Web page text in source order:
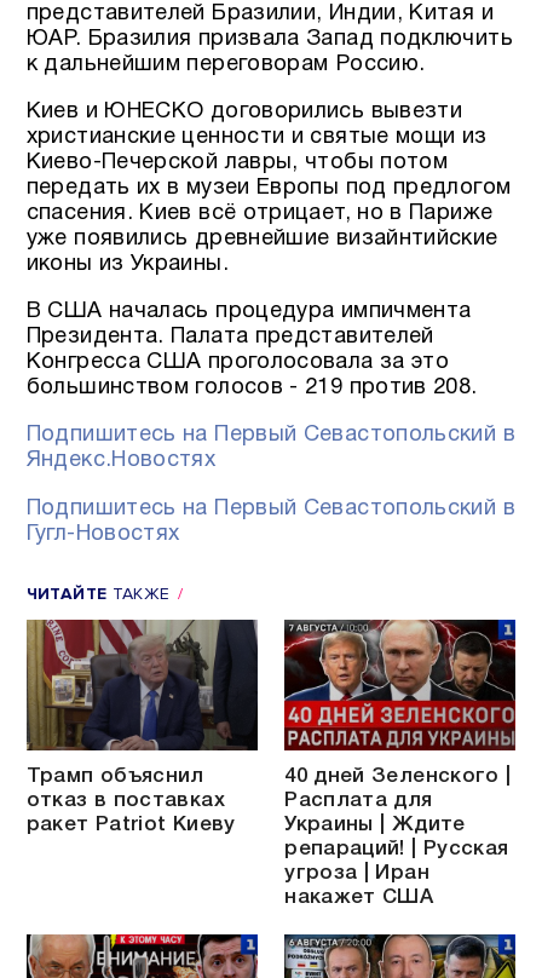
представителей Бразилии, Индии, Китая и
ЮАР. Бразилия призвала Запад подключить
к дальнейшим переговорам Россию.
Киев и ЮНЕСКО договорились вывезти
христианские ценности и святые мощи из
Киево-Печерской лавры, чтобы потом
передать их в музеи Европы под предлогом
спасения. Киев всё отрицает, но в Париже
уже появились древнейшие визайнтийские
иконы из Украины.
В США началась процедура импичмента
Президента. Палата представителей
Конгресса США проголосовала за это
большинством голосов - 219 против 208.
Подпишитесь на Первый Севастопольский в
Яндекс.Новостях
Подпишитесь на Первый Севастопольский в
Гугл-Новостях
ЧИТАЙТЕ ТАКЖЕ
Трамп объяснил
отказ в поставках
ракет Patriot Киеву
40 дней Зеленского |
Расплата для
Украины | Ждите
репараций! | Русская
угроза | Иран
накажет США